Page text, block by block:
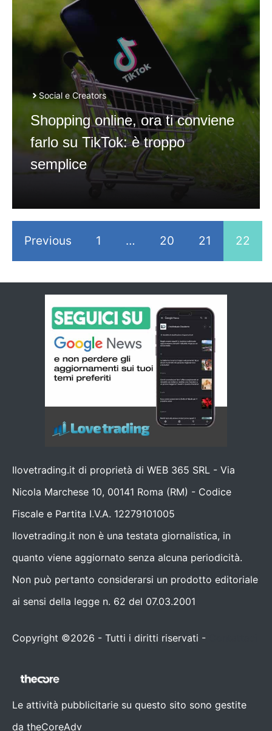
Social e Creators
Shopping online, ora ti conviene
farlo su TikTok: è troppo
semplice
Previous 1 … 20 21 22
Ilovetrading.it di proprietà di WEB 365 SRL - Via
Nicola Marchese 10, 00141 Roma (RM) - Codice
Fiscale e Partita I.V.A. 12279101005
Ilovetrading.it non è una testata giornalistica, in
quanto viene aggiornato senza alcuna periodicità.
Non può pertanto considerarsi un prodotto editoriale
ai sensi della legge n. 62 del 07.03.2001
Copyright ©2026 - Tutti i diritti riservati -
Le attività pubblicitarie su questo sito sono gestite
da theCoreAdv